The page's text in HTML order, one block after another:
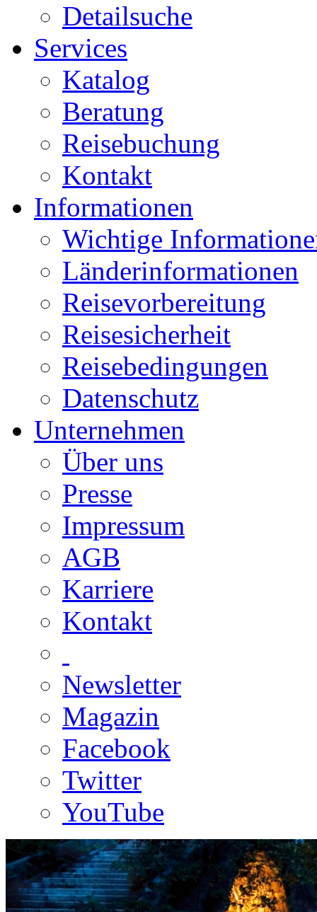
Detailsuche
Services
Katalog
Beratung
Reisebuchung
Kontakt
Informationen
Wichtige
Länderinformationen
Reisevorbereitung
Reisesicherheit
Reisebedingungen
Datenschutz
Unternehmen
Über uns
Presse
Impressum
AGB
Karriere
Kontakt
Newsletter
Magazin
Facebook
Twitter
YouTube